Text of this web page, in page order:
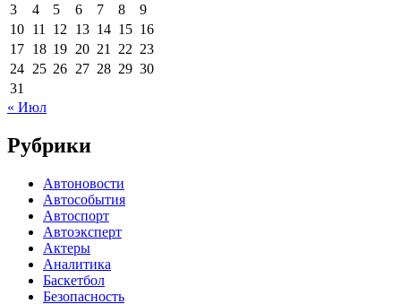
3
4 5 6 7 8
9
10 11 12 13 14 15 16
17 18 19 20 21 22 23
24 25 26 27 28 29 30
31
« Июл
Рубрики
Автоновости
Автособытия
Автоспорт
Автоэксперт
Актеры
Аналитика
Баскетбол
Безопасность